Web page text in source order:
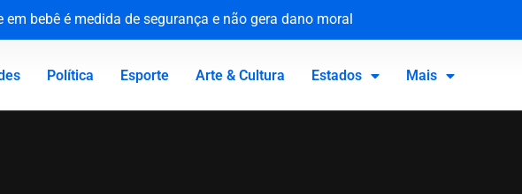
bebê é medida de segurança e não gera dano moral
e reforça compromisso com a defesa da saúde pública
Canadá: a virada de vida de Jacaré
vítimas no 81º aniversário do ataque atômico
Política Esporte Arte & Cultura Estados Mais